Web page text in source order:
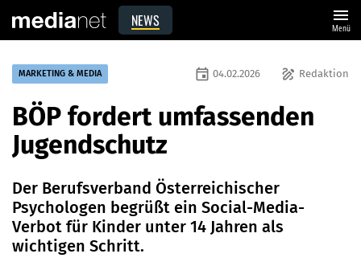
NEWS menu
Menü
MARKETING & MEDIA draw Redaktion
event 04.02.2026
BÖP fordert umfassenden
Jugendschutz
Der Berufsverband Österreichischer
Psychologen begrüßt ein Social-Media-
Verbot für Kinder unter 14 Jahren als
wichtigen Schritt.